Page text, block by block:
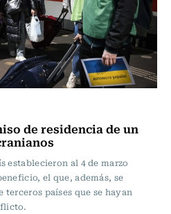
de residencia de un
establecieron al 4 de marzo
el que, además, se
terceros países que se hayan